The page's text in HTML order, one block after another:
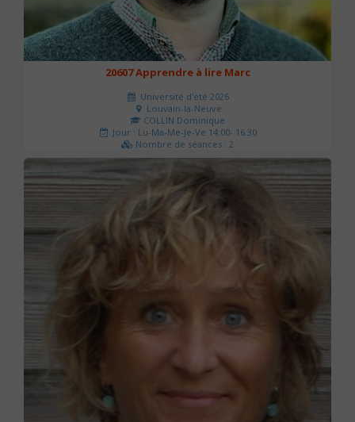
20607 Apprendre à lire Marc
Université d'été 2026
Louvain-la-Neuve
COLLIN Dominique
Jour : Lu-Ma-Me-Je-Ve 14:00- 16:30
Nombre de séances : 2
51 €